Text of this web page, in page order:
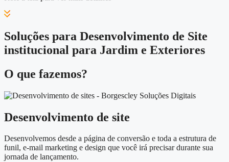
Soluções para Desenvolvimento de Site
institucional para Jardim e Exteriores
O que fazemos?
Desenvolvimento de site
Desenvolvemos desde a página de conversão e toda a estrutura de
funil, e-mail marketing e design que você irá precisar durante sua
jornada de lançamento.